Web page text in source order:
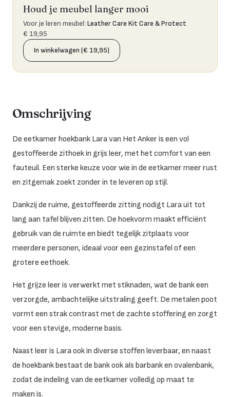
Houd je meubel langer mooi
Voor je leren meubel: Leather Care Kit Care & Protect
€ 19,95
In winkelwagen (€ 19,95)
Omschrijving
De eetkamer hoekbank Lara van Het Anker is een vol
gestoffeerde zithoek in grijs leer, met het comfort van een
fauteuil. Een sterke keuze voor wie in de eetkamer meer rust
en zitgemak zoekt zonder in te leveren op stijl.
Dankzij de ruime, gestoffeerde zitting nodigt Lara uit tot
lang aan tafel blijven zitten. De hoekvorm maakt efficiënt
gebruik van de ruimte en biedt tegelijk zitplaats voor
meerdere personen, ideaal voor een gezinstafel of een
grotere eethoek.
Het grijze leer is verwerkt met stiknaden, wat de bank een
verzorgde, ambachtelijke uitstraling geeft. De metalen poot
vormt een strak contrast met de zachte stoffering en zorgt
voor een stevige, moderne basis.
Naast leer is Lara ook in diverse stoffen leverbaar, en naast
de hoekbank bestaat de bank ook als barbank en ovalenbank,
zodat de indeling van de eetkamer volledig op maat te
maken is.